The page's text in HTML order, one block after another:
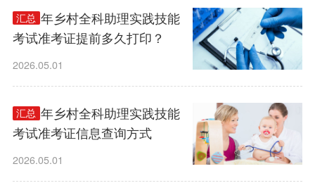
汇总
2026年乡村全科助理实践技能
考试准考证提前多久打印？
2026.05.01
汇总
2026年乡村全科助理实践技能
考试准考证信息查询方式
2026.05.01